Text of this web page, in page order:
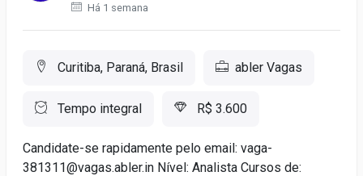
Há 1 semana
Curitiba, Paraná, Brasil abler Vagas
Tempo integral R$ 3.600
Candidate-se rapidamente pelo email: vaga-
381311@vagas.abler.in Nível: Analista Cursos de: